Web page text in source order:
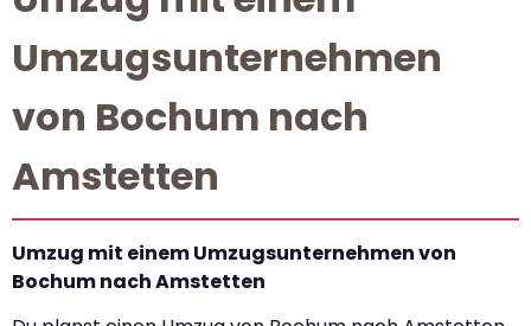
Umzugsunternehmen
von Bochum nach
Amstetten
Umzug mit einem Umzugsunternehmen von
Bochum nach Amstetten